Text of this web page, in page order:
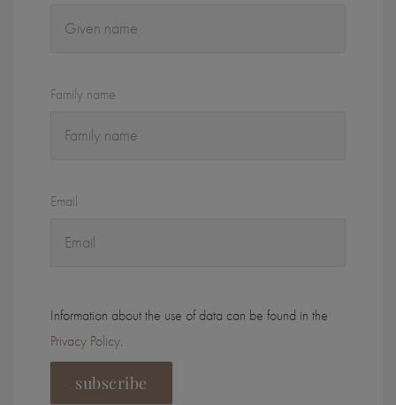
Family name
Email
Information about the use of data can be found in the
Privacy Policy.
subscribe